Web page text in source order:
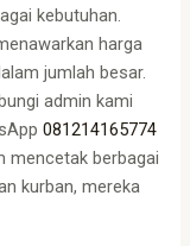
kebutuhan.
harga
jumlah besar.
admin kami
081214165774
mencetak berbagai
kurban, mereka